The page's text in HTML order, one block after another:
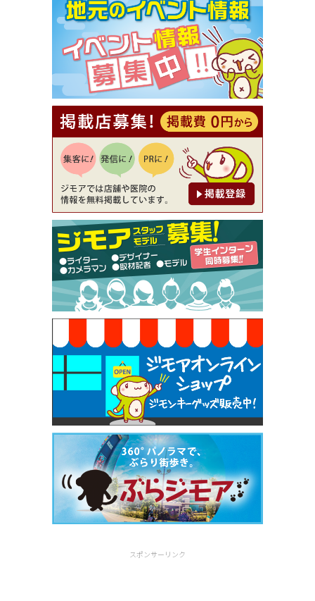
【ジモア限定①】初回割引 特価 VIO脱毛11,000円
⇒8,800円（メンズ専門ワックス脱毛サロン Mickle
（ミックル））
[有効期限]2026年9月30日
【ジモア読者特典2】コース 3,500円→3,000円（料
理5品+2時間飲み放題）（創作イタリアン Pia Cu
ore（ピアクオーレ））
[有効期限]2026年9月30日
【ジモア読者特典1】料理全品20％OFF ※18時以
降（創作イタリアン Pia Cuore（ピアクオーレ））
[有効期限]2026年9月30日
【ジモア限定②】初回割引 特価 鼻毛脱毛 半額 2,2
00円⇒1,100円（メンズ専門ワックス脱毛サロン Mi
ckle（ミックル））
[有効期限]2026年9月30日
【ジモア限定特典①】まつ毛カール 3,850円→ 2,7
50円（Premiere（プルミエール））
[有効期限]2026年9月30日
焼き餃子 一皿サービス（餃子酒場たっちゃん 西
早稲田店）
[有効期限]2026年9月30日
スポンサーリンク